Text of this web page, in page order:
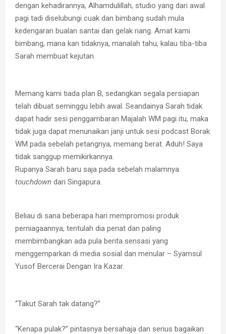
dengan kehadirannya, Alhamdulillah, studio yang dari awal
pagi tadi diselubungi cuak dan bimbang sudah mula
kedengaran bualan santai dan gelak riang. Amat kami
bimbang, mana kan tidaknya, manalah tahu, kalau tiba-tiba
Sarah membuat kejutan.
Memang kami tiada plan B, sedangkan segala persiapan
telah dibuat seminggu lebih awal. Seandainya Sarah tidak
dapat hadir sesi penggambaran Majalah WM pagi itu, maka
tidak juga dapat menunaikan janji untuk sesi podcast Borak
WM pada sebelah petangnya, memang berat. Aduh! Saya
tidak sanggup memikirkannya.
Rupanya Sarah baru saja pada sebelah malamnya
touchdown dari Singapura.
Beliau di sana beberapa hari mempromosi produk
perniagaannya, tentulah dia penat dan paling
membimbangkan ada pula berita sensasi yang
menggemparkan di media sosial dan menular – Syamsul
Yusof Bercerai Dengan Ira Kazar.
“Takut Sarah tak datang?”
“Kenapa pulak?” pintasnya bersahaja dan serius bagaikan